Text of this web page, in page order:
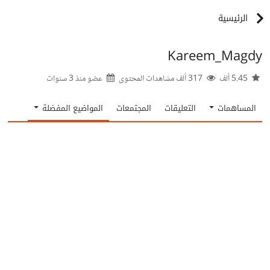
الرئيسية
Kareem_Magdy
عضو منذ3 سنوات
المساهمات التعليقات المجتمعات المواضيع المفضلة